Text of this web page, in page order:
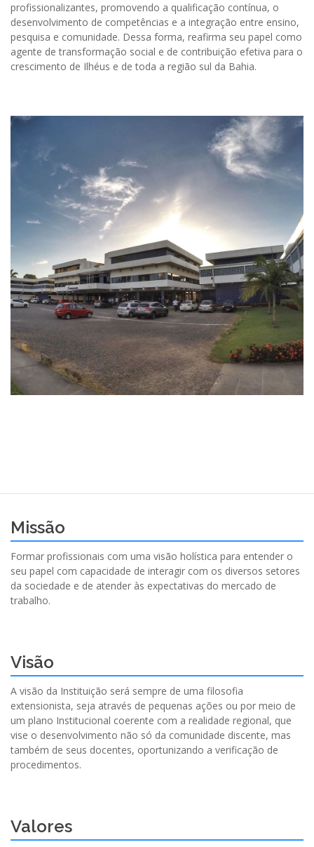
profissionalizantes, promovendo a qualificação contínua, o
desenvolvimento de competências e a integração entre ensino,
pesquisa e comunidade. Dessa forma, reafirma seu papel como
agente de transformação social e de contribuição efetiva para o
crescimento de Ilhéus e de toda a região sul da Bahia.
Missão
Formar profissionais com uma visão holística para entender o
seu papel com capacidade de interagir com os diversos setores
da sociedade e de atender às expectativas do mercado de
trabalho.
Visão
A visão da Instituição será sempre de uma filosofia
extensionista, seja através de pequenas ações ou por meio de
um plano Institucional coerente com a realidade regional, que
vise o desenvolvimento não só da comunidade discente, mas
também de seus docentes, oportunizando a verificação de
procedimentos.
Valores